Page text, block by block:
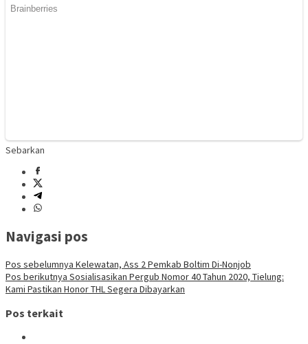
Sebarkan
Navigasi pos
Pos sebelumnya Kelewatan, Ass 2 Pemkab Boltim Di-Nonjob
Pos berikutnya Sosialisasikan Pergub Nomor 40 Tahun 2020, Tielung:
Kami Pastikan Honor THL Segera Dibayarkan
Pos terkait